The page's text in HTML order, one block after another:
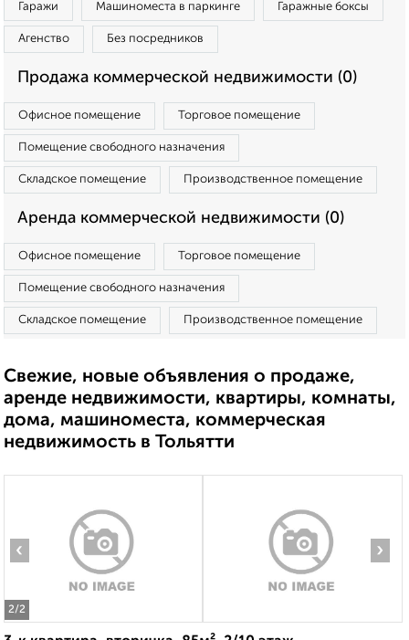
Гаражи Машиноместа в паркинге Гаражные боксы
Агенство Без посредников
Продажа коммерческой недвижимости (0)
Офисное помещение Торговое помещение
Помещение свободного назначения
Складское помещение Производственное помещение
Аренда коммерческой недвижимости (0)
Офисное помещение Торговое помещение
Помещение свободного назначения
Складское помещение Производственное помещение
Свежие, новые объявления о продаже,
аренде недвижимости, квартиры, комнаты,
дома, машиноместа, коммерческая
недвижимость в Тольятти
2/2
‹ ›